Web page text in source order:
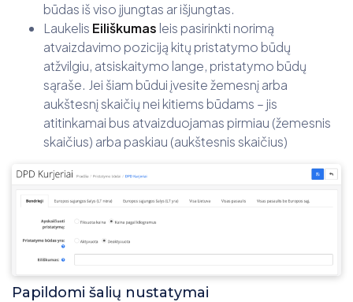
būdas iš viso įjungtas ar išjungtas.
Laukelis Eiliškumas leis pasirinkti norimą
atvaizdavimo poziciją kitų pristatymo būdų
atžvilgiu, atsiskaitymo lange, pristatymo būdų
sąraše. Jei šiam būdui įvesite žemesnį arba
aukštesnį skaičių nei kitiems būdams – jis
atitinkamai bus atvaizduojamas pirmiau (žemesnis
skaičius) arba paskiau (aukštesnis skaičius)
Papildomi šalių nustatymai